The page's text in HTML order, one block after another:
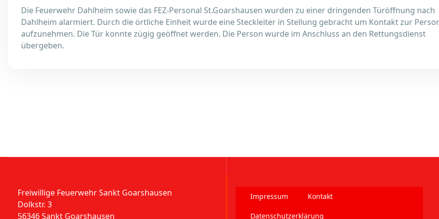
Die Feuerwehr Dahlheim sowie das FEZ-Personal St.Goarshausen wurden zu einer dringenden Türöffnung nach
Dahlheim alarmiert. Durch die örtliche Einheit wurde eine Steckleiter in Stellung gebracht um Kontakt zur
aufzunehmen. Die Tür konnte zügig geöffnet werden. Die Person wurde im Anschluss an den Rettungsdienst
übergeben.
Freiwillige Feuerwehr Sankt Goarshausen
Dolkstr. 3
56346 Sankt Goarshausen
Impressum Kontakt
Datenschutzerklärung